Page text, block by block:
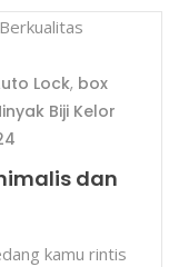
Lock, box
Biji Kelor
dan
kamu rintis